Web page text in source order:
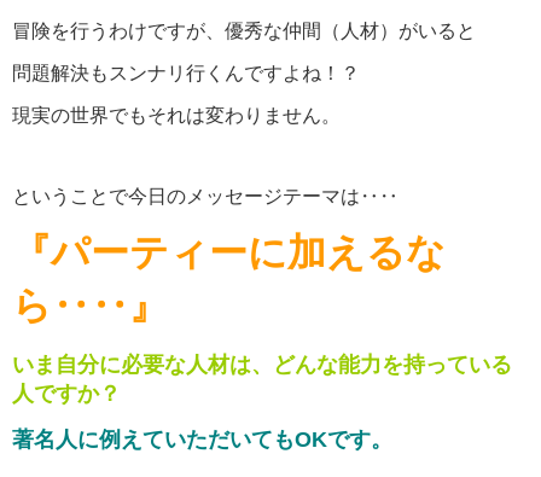
冒険を行うわけですが、優秀な仲間（人材）がいると
問題解決もスンナリ行くんですよね！？
現実の世界でもそれは変わりません。
ということで今日のメッセージテーマは‥‥
『パーティーに加えるな
ら‥‥』
いま自分に必要な人材は、どんな能力を持っている
人ですか？
著名人に例えていただいてもOKです。